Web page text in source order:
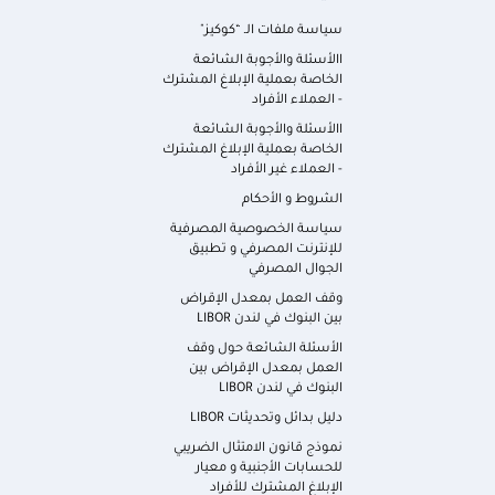
سياسة ملفات الـ “كوكيز"
االأسئلة والأجوبة الشائعة
الخاصة بعملية الإبلاغ المشترك
- العملاء الأفراد
االأسئلة والأجوبة الشائعة
الخاصة بعملية الإبلاغ المشترك
- العملاء غير الأفراد
الشروط و الأحكام
سياسة الخصوصية المصرفية
للإنترنت المصرفي و تطبيق
الجوال المصرفي
وقف العمل بمعدل الإقراض
بين البنوك في لندن LIBOR
الأسئلة الشائعة حول وقف
العمل بمعدل الإقراض بين
البنوك في لندن LIBOR
دليل بدائل وتحديثات LIBOR
نموذج قانون الامتثال الضريبي
للحسابات الأجنبية و معيار
الإبلاغ المشترك للأفراد